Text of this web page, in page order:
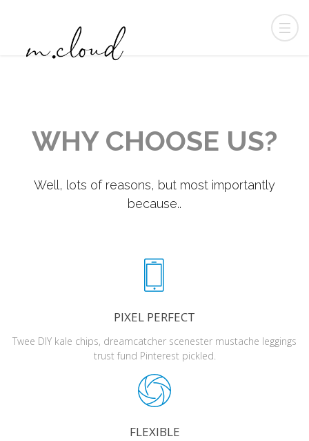
WHY CHOOSE US?
Well, lots of reasons, but most importantly
because..
PIXEL PERFECT
Twee DIY kale chips, dreamcatcher scenester mustache leggings
trust fund Pinterest pickled.
FLEXIBLE